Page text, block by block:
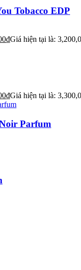
Tobacco EDP
₫Giá hiện tại là:
₫Giá hiện tại là:
Parfum